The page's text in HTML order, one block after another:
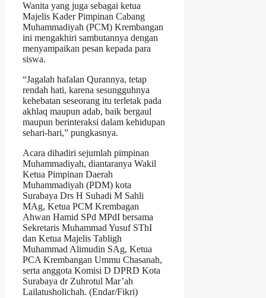
Wanita yang juga sebagai ketua
Majelis Kader Pimpinan Cabang
Muhammadiyah (PCM) Krembangan
ini mengakhiri sambutannya dengan
menyampaikan pesan kepada para
siswa.
“Jagalah hafalan Qurannya, tetap
rendah hati, karena sesungguhnya
kehebatan seseorang itu terletak pada
akhlaq maupun adab, baik bergaul
maupun berinteraksi dalam kehidupan
sehari-hari,” pungkasnya.
Acara dihadiri sejumlah pimpinan
Muhammadiyah, diantaranya Wakil
Ketua Pimpinan Daerah
Muhammadiyah (PDM) kota
Surabaya Drs H Suhadi M Sahli
MAg, Ketua PCM Krembagan
Ahwan Hamid SPd MPdI bersama
Sekretaris Muhammad Yusuf SThI
dan Ketua Majelis Tabligh
Muhammad Alimudin SAg, Ketua
PCA Krembangan Ummu Chasanah,
serta anggota Komisi D DPRD Kota
Surabaya dr Zuhrotul Mar’ah
Lailatusholichah. (Endar/Fikri)